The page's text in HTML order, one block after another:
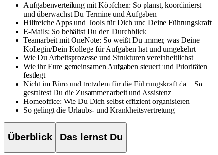
Aufgabenverteilung mit Köpfchen: So planst, koordinierst
und überwachst Du Termine und Aufgaben
Hilfreiche Apps und Tools für Dich und Deine Führungskraft
E-Mails: So behältst Du den Durchblick
Teamarbeit mit OneNote: So weißt Du immer, was Deine
Kollegin/Dein Kollege für Aufgaben hat und umgekehrt
Wie Du Arbeitsprozesse und Strukturen vereinheitlichst
Wie ihr Eure gemeinsamen Aufgaben steuert und Prioritäten
festlegt
Nicht im Büro und trotzdem für die Führungskraft da – So
gestaltest Du die Zusammenarbeit und Assistenz
Homeoffice: Wie Du Dich selbst effizient organisieren
So gelingt die Urlaubs- und Krankheitsvertretung
Überblick Das lernst Du